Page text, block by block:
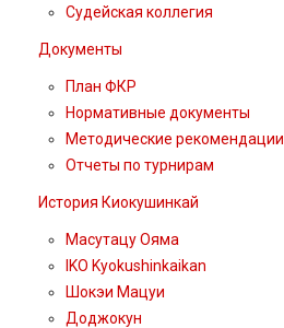
Судейская коллегия
Документы
План ФКР
Нормативные документы
Методические рекомендации
Отчеты по турнирам
История Киокушинкай
Масутацу Ояма
IKO Kyokushinkaikan
Шокэи Мацуи
Доджокун